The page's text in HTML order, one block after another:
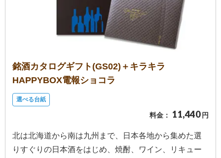
銘酒カタログギフト(GS02)＋キラキラ
HAPPYBOX電報ショコラ
選べる台紙
料金： 11,440 円
北は北海道から南は九州まで、日本各地から集めた選
りすぐりの日本酒をはじめ、焼酎、ワイン、リキュー